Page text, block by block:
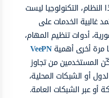
التكنولوجيا ليست
غالبية الخدمات على
أدوات تنظيم المهام،
مرة أخرى أهميةVeePN
المستخدمين من تجاوز
أو الشبكات المحلية،
عبر الشبكات العامة.